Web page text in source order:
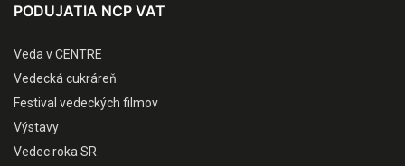
PODUJATIA NCP VAT
Veda v CENTRE
Vedecká cukráreň
Festival vedeckých filmov
Výstavy
Vedec roka SR